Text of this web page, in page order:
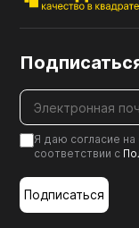
Я даю согласие
соответствии с
Подписаться